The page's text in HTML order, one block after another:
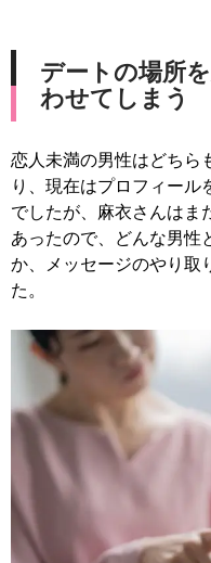
デートの場所
わせてしまう
恋人未満の男性はどちら
り、現在はプロフィール
でしたが、麻衣さんはま
あったので、どんな男性
か、メッセージのやり取
た。